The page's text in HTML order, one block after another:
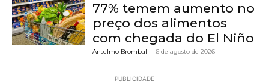
77% temem aumento no
preço dos alimentos
com chegada do El Niño
Anselmo Brombal - 6 de agosto de 2026
PUBLICIDADE